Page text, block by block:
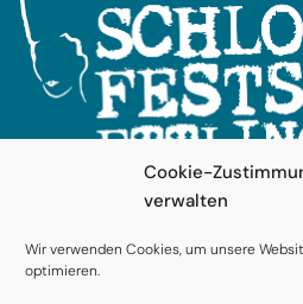
Cookie-
verwalten
Wir verwenden Cookies, um unsere
optimieren.
FOLGEN SIE